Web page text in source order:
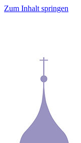
Zum Inhalt springen